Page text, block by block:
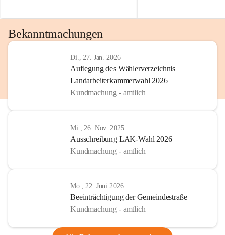
Bekanntmachungen
Di., 27. Jan. 2026
Auflegung des Wählerverzeichnis
Landarbeiterkammerwahl 2026
Kundmachung - amtlich
Mi., 26. Nov. 2025
Ausschreibung LAK-Wahl 2026
Kundmachung - amtlich
Mo., 22. Juni 2026
Beeinträchtigung der Gemeindestraße
Kundmachung - amtlich